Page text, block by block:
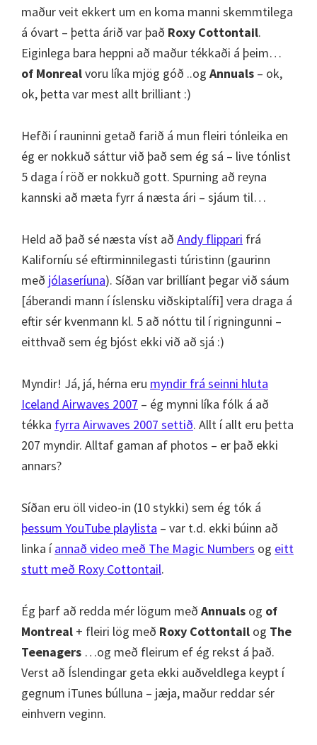
maður veit ekkert um en koma manni skemmtilega
á óvart – þetta árið var það Roxy Cottontail.
Eiginlega bara heppni að maður tékkaði á þeim…
of Monrealvoru líka mjög góð ..og Annuals – ok,
ok, þetta var mest allt brilliant :)
Hefði í rauninni getað farið á mun fleiri tónleika en
ég er nokkuð sáttur við það sem ég sá – live tónlist
5 daga í röð er nokkuð gott. Spurning að reyna
kannski að mæta fyrr á næsta ári – sjáum til…
Held að það sé næsta víst að Andy flippari frá
Kaliforníu sé eftirminnilegasti túristinn (gaurinn
með jólaseríuna). Síðan var brillíant þegar við sáum
[áberandi mann í íslensku viðskiptalífi] vera draga á
eftir sér kvenmann kl. 5 að nóttu til í rigningunni –
eitthvað sem ég bjóst ekki við að sjá :)
Myndir! Já, já, hérna eru myndir frá seinni hluta
Iceland Airwaves 2007 – ég mynni líka fólk á að
tékka fyrra Airwaves 2007 settið. Allt í allt eru þetta
207 myndir. Alltaf gaman af photos – er það ekki
annars?
Síðan eru öll video-in (10 stykki) sem ég tók á
þessum YouTube playlista – var t.d. ekki búinn að
linka íannað video með The Magic Numbers og eitt
stutt með Roxy Cottontail.
Ég þarf að redda mér lögum með Annuals og of
Montreal + fleiri lög með Roxy Cottontail og The
Teenagers …og með fleirum ef ég rekst á það.
Verst að Íslendingar geta ekki auðveldlega keypt í
gegnum iTunes búlluna – jæja, maður reddar sér
einhvern veginn.